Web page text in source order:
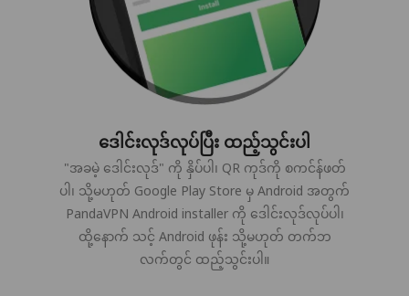
ဒေါင်းလုဒ်လုပ်ပြီး ထည့်သွင်းပါ
"အခမဲ့ ဒေါင်းလုဒ်" ကို နှိပ်ပါ၊ QR ကုဒ်ကို စကင်န်ဖတ်
ပါ၊ သို့မဟုတ် Google Play Store မှ Android အတွက်
PandaVPN Android installer ကို ဒေါင်းလုဒ်လုပ်ပါ၊
ထို့နောက် သင့် Android ဖုန်း သို့မဟုတ် တက်ဘ
လက်တွင် ထည့်သွင်းပါ။